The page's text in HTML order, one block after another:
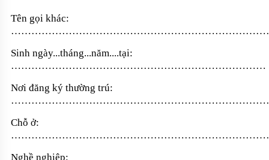
Tên gọi khác:
Sinh ngày...tháng...năm....tại:
…………………………………………………………………
Nơi đăng ký thường trú:
Chỗ ở:
Nghề nghiệp: